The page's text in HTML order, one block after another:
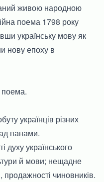
живою народною
поема 1798 року
українську мову як
нову епоху в
поема.
українців різних
панами.
духу українського
й мови; нещадне
чиновників.